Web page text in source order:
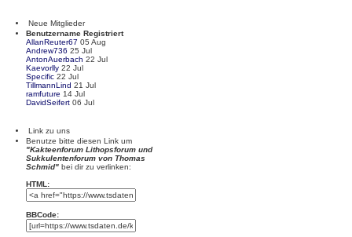
Neue Mitglieder
Benutzername Registriert
AllanReuter67 05 Aug
Andrew736 25 Jul
AntonAuerbach 22 Jul
Kaevorlly 22 Jul
Specific 22 Jul
TillmannLind 21 Jul
ramfuture 14 Jul
DavidSeifert 06 Jul
Link zu uns
Benutze bitte diesen Link um
"Kakteenforum Lithopsforum und
Sukkulentenforum von Thomas
Schmid" bei dir zu verlinken:
HTML:
BBCode: